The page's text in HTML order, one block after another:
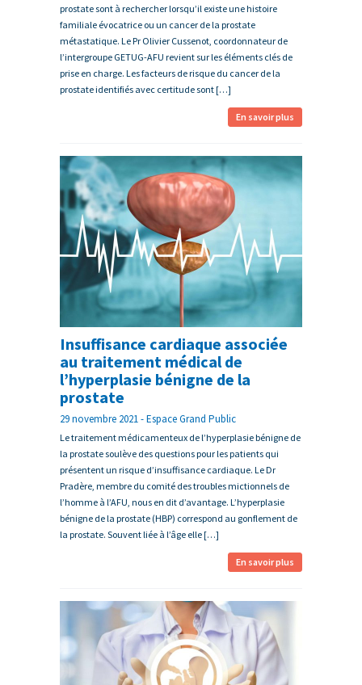
prostate sont à rechercher lorsqu’il existe une histoire
familiale évocatrice ou un cancer de la prostate
métastatique. Le Pr Olivier Cussenot, coordonnateur de
l’intergroupe GETUG-AFU revient sur les éléments clés de
prise en charge. Les facteurs de risque du cancer de la
prostate identifiés avec certitude sont […]
En savoir plus
Insuffisance cardiaque associée
au traitement médical de
l’hyperplasie bénigne de la
prostate
29 novembre 2021 - Espace Grand Public
Le traitement médicamenteux de l’hyperplasie bénigne de
la prostate soulève des questions pour les patients qui
présentent un risque d’insuffisance cardiaque. Le Dr
Pradère, membre du comité des troubles mictionnels de
l’homme à l’AFU, nous en dit d’avantage. L’hyperplasie
bénigne de la prostate (HBP) correspond au gonflement de
la prostate. Souvent liée à l’âge elle […]
En savoir plus